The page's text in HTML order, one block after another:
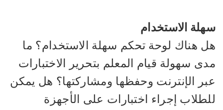
الاستخدام
هناك لوحة تحكم سهلة الاستخدام؟ ما
سهولة قيام المعلم بتحرير الاختبارات
الإنترنت وحفظها ومشاركتها؟ هل يمكن
إجراء اختبارات على الأجهزة